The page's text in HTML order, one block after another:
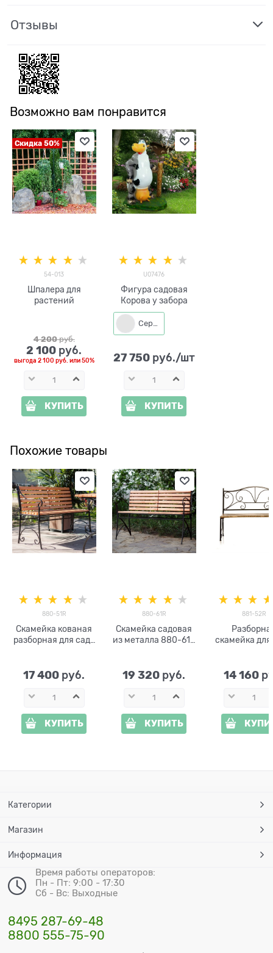
Отзывы
Возможно вам понравится
Скидка 50%
54-013
Шпалера для
растений
4 200 руб.
2 100 руб.
выгода 2 100 руб. или50%
КУПИТЬ
U07476
Фигура садовая
Корова у забора
Серый
27 750 руб./шт
КУПИТЬ
Похожие товары
880-51R
Скамейка кованая
разборная для сада
17 400 руб.
КУПИТЬ
880-61R
Скамейка садовая
из металла 880-61R
19 320 руб.
КУПИТЬ
881-52R
скамейка для
14 160
Категории
Магазин
Информация
Время работы операторов:
Пн - Пт: 9:00 - 17:30
Сб - Вс: Выходные
8495 287-69-48
8800 555-75-90